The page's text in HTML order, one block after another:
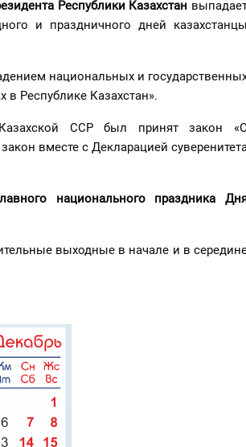
Республики Казахстан
и праздничного дней казахстанцы
национальных и
в Республике Казахстан».
ССР был принят закон
вместе с Декларацией
национального праздника
выходные в начале и в